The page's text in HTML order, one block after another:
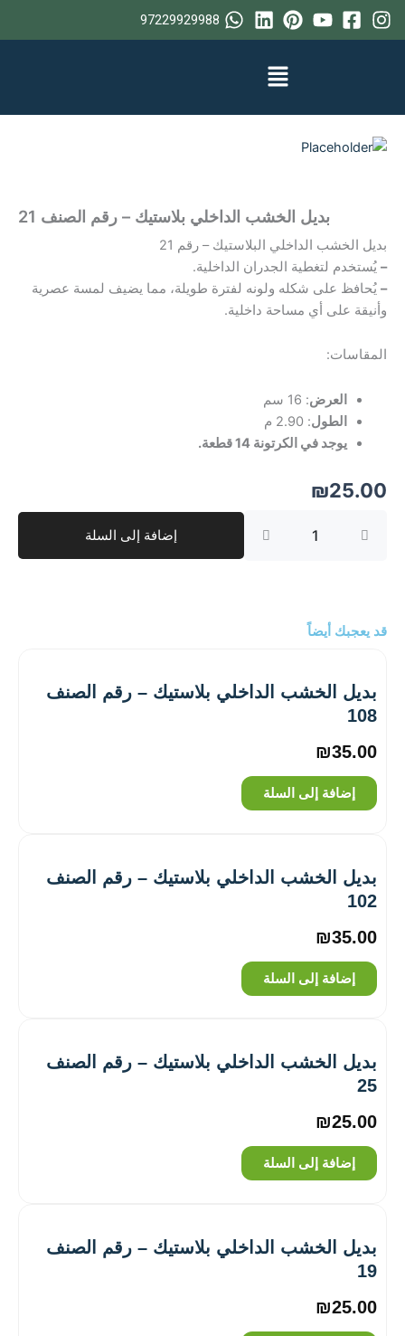
تخطي
إلى
97229929988
بديل الخشب الداخلي بلاستيك – رقم الصنف 21
بديل الخشب الداخلي البلاستيك – رقم 21
– يُستخدم لتغطية الجدران الداخلية.
– يُحافظ على شكله ولونه لفترة طويلة، مما يضيف لمسة عصرية
وأنيقة على أي مساحة داخلية.
المقاسات:
العرض: 16 سم
الطول: 2.90 م
يوجد في الكرتونة 14 قطعة.
₪25.00
رقم
إضافة إلى السلة
قد يعجبك أيضاً
بديل الخشب الداخلي بلاستيك – رقم الصنف
108
₪35.00
إضافة إلى السلة
بديل الخشب الداخلي بلاستيك – رقم الصنف
102
₪35.00
إضافة إلى السلة
بديل الخشب الداخلي بلاستيك – رقم الصنف
25
₪25.00
إضافة إلى السلة
بديل الخشب الداخلي بلاستيك – رقم الصنف
19
₪25.00